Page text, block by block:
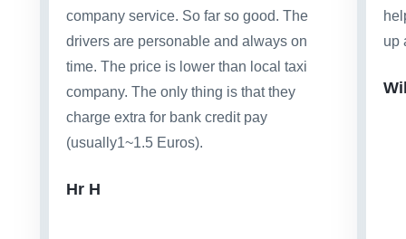
company service. So far so good. The
drivers are personable and always on
time. The price is lower than local taxi
company. The only thing is that they
charge extra for bank credit pay
(usually1~1.5 Euros).
Hr H
up